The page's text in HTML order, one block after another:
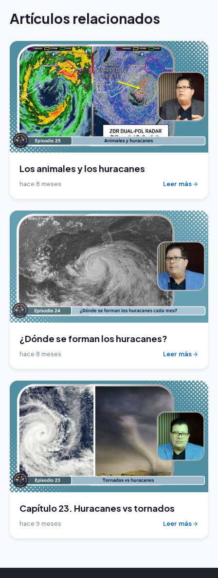
Artículos relacionados
Los animales y los huracanes
hace 8 meses Leer más
¿Dónde se forman los huracanes?
hace 8 meses Leer más
Capítulo 23. Huracanes vs tornados
hace 9 meses Leer más